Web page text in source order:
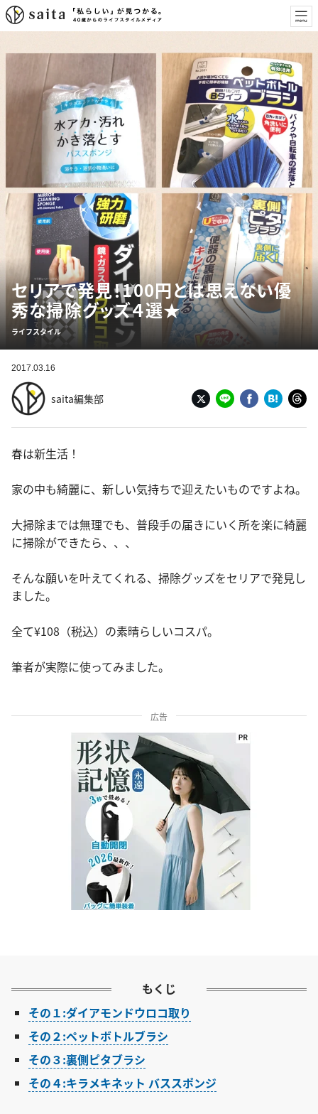
セリアで発見！100円とは思えない優
秀な掃除グッズ４選★
ライフスタイル
2017.03.16
saita編集部
春は新生活！
家の中も綺麗に、新しい気持ちで迎えたいものですよね。
大掃除までは無理でも、普段手の届きにいく所を楽に綺麗
に掃除ができたら、、、
そんな願いを叶えてくれる、掃除グッズをセリアで発見し
ました。
全て¥108（税込）の素晴らしいコスパ。
筆者が実際に使ってみました。
広告
もくじ
その１:ダイアモンドウロコ取り
その２:ペットボトルブラシ
その３:裏側ピタブラシ
その４:キラメキネット バススポンジ